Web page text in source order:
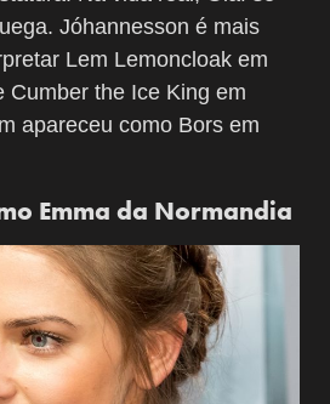
Jóhannesson é mais
Lem Lemoncloak em
Cumber the Ice King em
apareceu como Bors em
Emma da Normandia